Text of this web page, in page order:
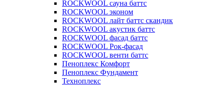
ROCKWOOL сауна баттс
ROCKWOOL эконом
ROCKWOOL лайт баттс скандик
ROCKWOOL акустик баттс
ROCKWOOL фасад баттс
ROCKWOOL Рок-фасад
ROCKWOOL венти баттс
Пеноплекс Комфорт
Пеноплекс Фундамент
Техноплекс